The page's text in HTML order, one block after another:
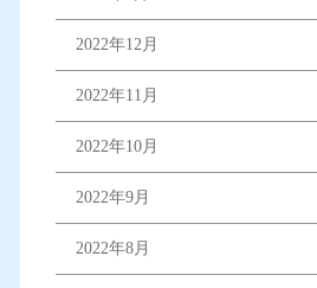
2022年12月
2022年11月
2022年10月
2022年9月
2022年8月